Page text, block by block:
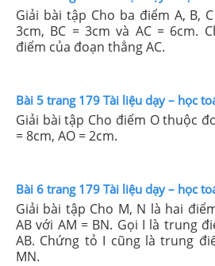
Giải bài tập Cho ba điểm A, B,
3cm, BC = 3cm và AC = 6cm.
điểm của đoạn thẳng AC.
Bài 5 trang 179 Tài liệu dạy – học
Giải bài tập Cho điểm O thuộc
= 8cm, AO = 2cm.
Bài 6 trang 179 Tài liệu dạy – học
Giải bài tập Cho M, N là hai
AB với AM = BN. Gọi I là trung
AB. Chứng tỏ I cũng là trung
MN.